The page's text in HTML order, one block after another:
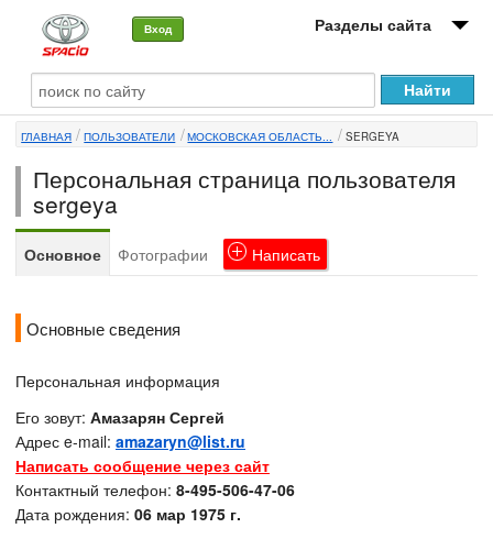
Вход Разделы сайта
О машине
Автоклуб
Форумы
Сервисы и услуги
ГЛАВНАЯ ПОЛЬЗОВАТЕЛИ МОСКОВСКАЯ ОБЛАСТЬ... SERGEYA
Персональная страница пользователя
sergeya
Основное Фотографии Написать
Основные сведения
Персональная информация
Его зовут: Амазарян Сергей
Адрес e-mail: amazaryn@list.ru
Написать сообщение через сайт
Контактный телефон: 8-495-506-47-06
Дата рождения: 06 мар 1975 г.